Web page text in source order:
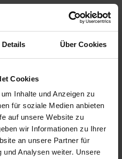
Details Über Cookies
Cookies
Inhalte und Anzeigen zu
für soziale Medien anbieten
auf unsere Website zu
wir Informationen zu Ihrer
an unsere Partner für
und Analysen weiter. Unsere